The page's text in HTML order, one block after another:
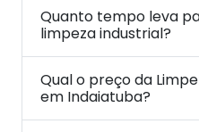
Quanto tempo leva
limpeza industrial?
Qual o preço da
em Indaiatuba?